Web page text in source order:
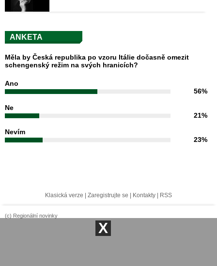
ANKETA
Měla by Česká republika po vzoru Itálie dočasně omezit
schengenský režim na svých hranicích?
Ano
56%
Ne
21%
Nevím
23%
Klasická verze Zaregistrujte se Kontakty RSS
(c) Regionální novinky
X